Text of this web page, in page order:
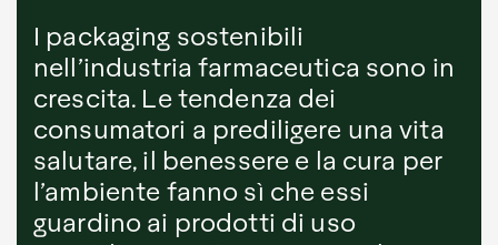
I packaging sostenibili
nell’industria farmaceutica sono in
crescita. Le tendenza dei
consumatori a prediligere una vita
salutare, il benessere e la cura per
l’ambiente fanno sì che essi
guardino ai prodotti di uso